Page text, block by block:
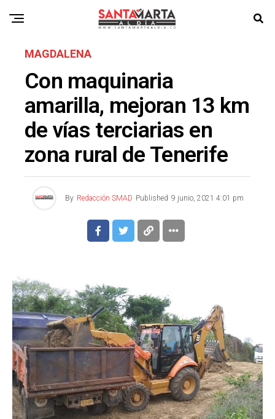
MAGDALENA
Con maquinaria
amarilla, mejoran 13 km
de vías terciarias en
zona rural de Tenerife
By Redacción SMAD Published 9 junio, 2021 4:01 pm